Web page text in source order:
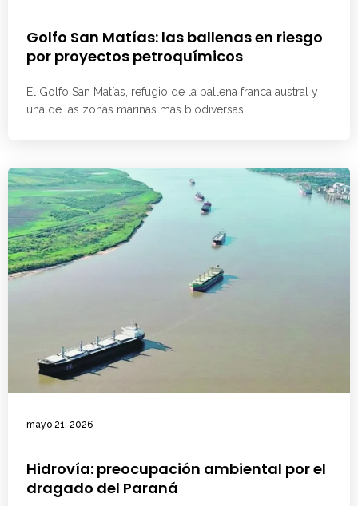
Golfo San Matías: las ballenas en riesgo
por proyectos petroquímicos
El Golfo San Matías, refugio de la ballena franca austral y
una de las zonas marinas más biodiversas
mayo 21, 2026
Hidrovía: preocupación ambiental por el
dragado del Paraná